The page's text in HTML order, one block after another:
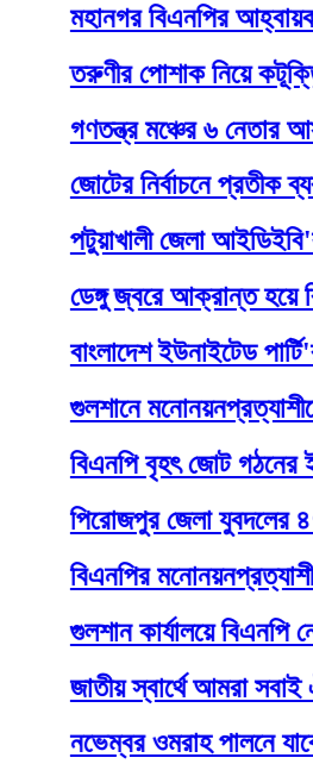
মহানগর বিএনপির আহ্বায়ক
তরুণীর পোশাক নিয়ে কটূক্তি,
গণতন্ত্র মঞ্চের ৬ নেতার আসন
জোটের নির্বাচনে প্রতীক
পটুয়াখালী জেলা আইডিইবি'র
ডেঙ্গু জ্বরে আক্রান্ত হয়ে
বাংলাদেশ ইউনাইটেড পার্টি'র
গুলশানে মনোনয়নপ্রত্যাশীদের
বিএনপি বৃহৎ জোট গঠনের ইঙ্গিত:
পিরোজপুর জেলা যুবদলের ৪৭তম
বিএনপির মনোনয়নপ্রত্যাশীদের
গুলশান কার্যালয়ে বিএনপি
জাতীয় স্বার্থে আমরা সবাই
নভেম্বর ওমরাহ পালনে যাবেন